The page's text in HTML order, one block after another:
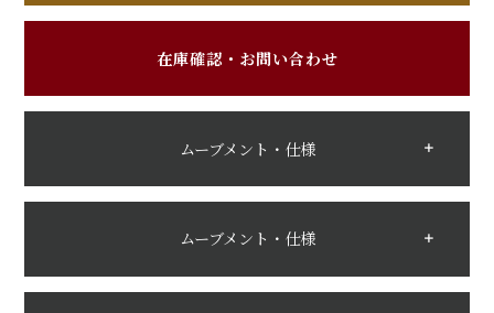
在庫確認・お問い合わせ
ムーブメント・仕様
ムーブメント・仕様